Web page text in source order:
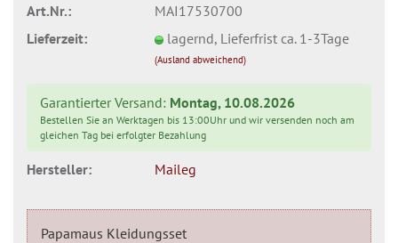
Art.Nr.:
MAI17530700
Lieferzeit:
lagernd, Lieferfrist ca. 1-3Tage
(Ausland abweichend)
Garantierter Versand: Montag, 10.08.2026
Bestellen Sie an Werktagen bis 13:00Uhr und wir versenden noch am
gleichen Tag bei erfolgter Bezahlung
Hersteller: Maileg
Papamaus Kleidungsset